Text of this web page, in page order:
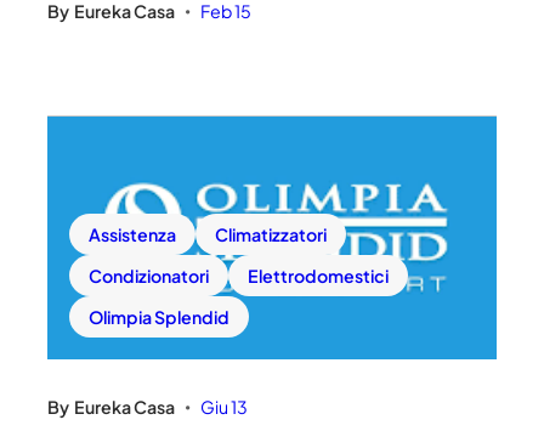
By Eureka Casa • Feb 15
Assistenza
Climatizzatori
Condizionatori
Elettrodomestici
Olimpia Splendid
By Eureka Casa • Giu 13